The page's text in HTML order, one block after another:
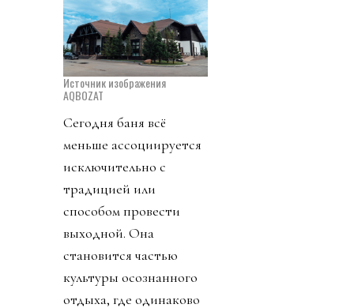
Источник изображения
AQBOZAT
Сегодня баня всё
меньше ассоциируется
исключительно с
традицией или
способом провести
выходной. Она
становится частью
культуры осознанного
отдыха, где одинаково